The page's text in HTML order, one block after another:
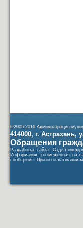
©2005-2016 Администрация
414000, г.
Обращения
Разработка сайта: Отдел
Информация, размещенная на
сообщения. При использовании